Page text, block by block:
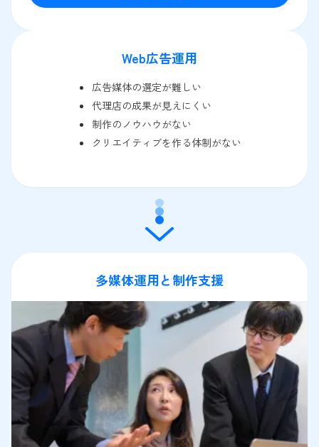
Web広告運用
広告媒体の選定が難しい
代理店の成果が見えにくい
制作のノウハウがない
クリエイティブを作る体制がない
多媒体運用と制作支援